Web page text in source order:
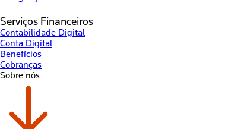
Serviços Financeiros
Contabilidade Digital
Conta Digital
Benefícios
Cobranças
Sobre nós